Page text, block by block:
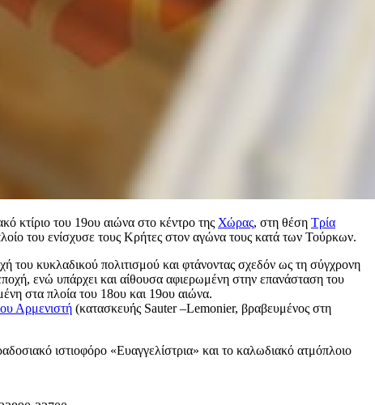
κτίριο του 19ου αιώνα στο κέντρο της Χώρας, στη θέση Τρία
του ενίσχυσε τους Κρήτες στον αγώνα τους κατά των Τούρκων.
του κυκλαδικού πολιτισμού και φτάνοντας σχεδόν ως τη σύγχρονη
ενώ υπάρχει και αίθουσα αφιερωμένη στην επανάσταση του
στα πλοία του 18ου και 19ου αιώνα.
Αρμενιστή (κατασκευής Sauter –Lemonier, βραβευμένος στη
ιστιοφόρο «Ευαγγελίστρια» και το καλωδιακό ατμόπλοιο